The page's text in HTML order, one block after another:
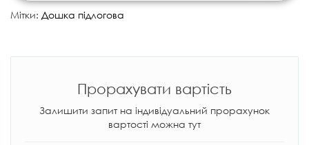
Мітки: Дошка підлогова
Прорахувати вартість
Залишити запит на індивідуальний прорахунок
вартості можна тут